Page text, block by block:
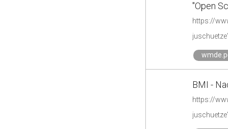
"Open
https://
BMI -
https://